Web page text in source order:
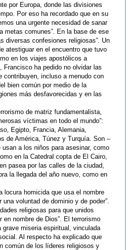
por Europa, donde las divisiones
Por eso ha recordado que en su
una urgente necesidad de sanar
metas comunes”. En la base de ese
diversas confesiones religiosas”. Un
atestiguar en el encuentro que tuvo
en los viajes apostólicos a
Francisco ha pedido no olvidar las
contribuyen, incluso a menudo con
bien común por medio de la
más desfavorecidas y en las
de matriz fundamentalista,
víctimas en todo el mundo”:
Egipto, Francia, Alemania,
de América, Túnez y Turquía. Son –
a los niños para asesinar, como
en la Catedral copta de El Cairo,
pasea por las calles de la ciudad,
la llegada del año nuevo, como en
locura homicida que usa el nombre
voluntad de dominio y de poder”.
religiosas para que unidos
en nombre de Dios”. El terrorismo
miseria espiritual, vinculada
Al respecto ha explicado que
común de los líderes religiosos y